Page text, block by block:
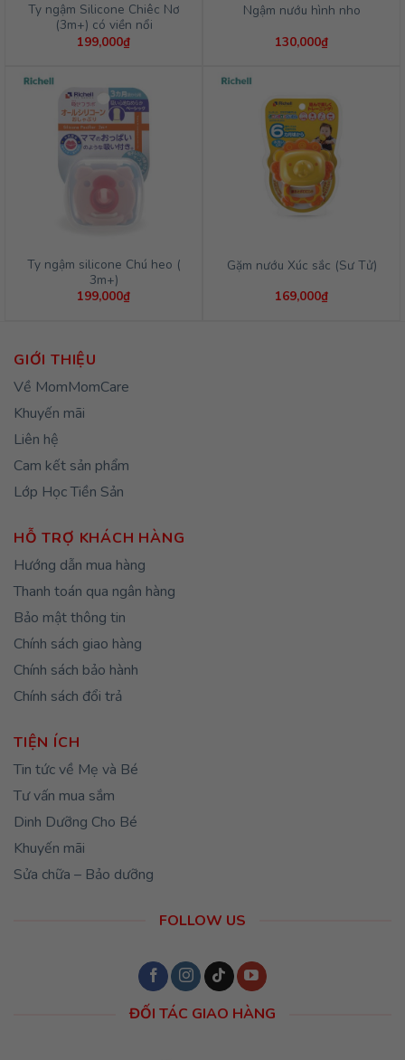
Ty ngậm Silicone Chiêc Nơ
(3m+) có viền nổi
199,000₫
Ngậm nướu hình nho
130,000₫
Ty ngậm silicone Chú heo (
3m+)
199,000₫
Gặm nướu Xúc sắc (Sư Tử)
169,000₫
GIỚI THIỆU
Về MomMomCare
Khuyến mãi
Liên hệ
Cam kết sản phẩm
Lớp Học Tiền Sản
HỖ TRỢ KHÁCH HÀNG
Hướng dẫn mua hàng
Thanh toán qua ngân hàng
Bảo mật thông tin
Chính sách giao hàng
Chính sách bảo hành
Chính sách đổi trả
TIỆN ÍCH
Tin tức về Mẹ và Bé
Tư vấn mua sắm
Dinh Dưỡng Cho Bé
Khuyến mãi
Sửa chữa – Bảo dưỡng
FOLLOW US
ĐỐI TÁC GIAO HÀNG